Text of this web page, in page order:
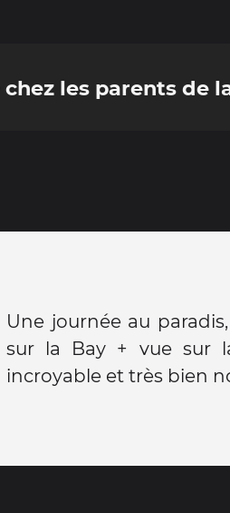
les parents de
Une journée au
sur la Bay + vue sur
incroyable et très bien